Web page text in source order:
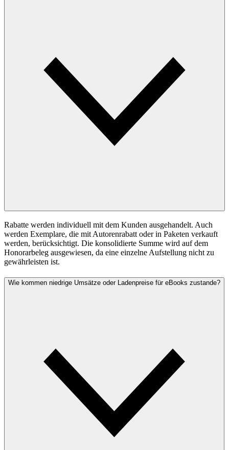
Rabatte werden individuell mit dem Kunden ausgehandelt. Auch
werden Exemplare, die mit Autorenrabatt oder in Paketen verkauft
werden, berücksichtigt. Die konsolidierte Summe wird auf dem
Honorarbeleg ausgewiesen, da eine einzelne Aufstellung nicht zu
gewährleisten ist.
Wie kommen niedrige Umsätze oder Ladenpreise für eBooks zustande?